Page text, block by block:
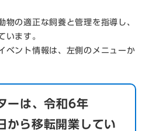
物の適正な飼養と管理を指導し、
います。
ベント情報は、左側のメニューか
ーは、令和6年
から移転開業してい